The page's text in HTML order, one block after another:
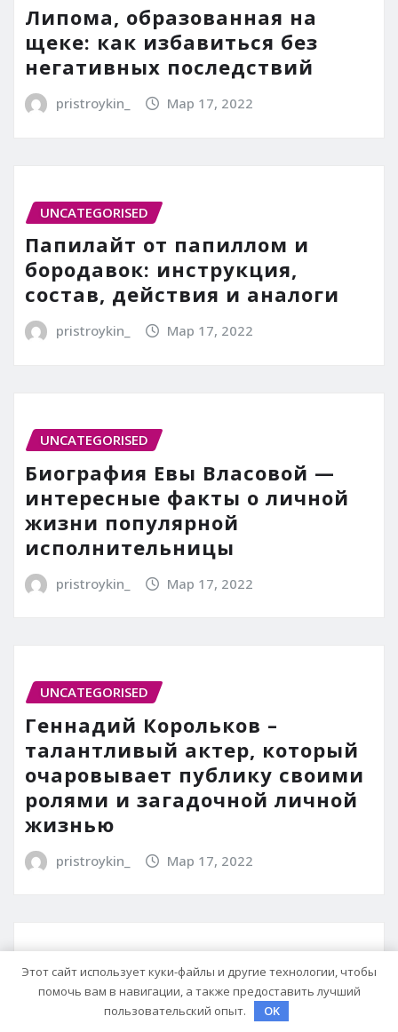
Липома, образованная на
щеке: как избавиться без
негативных последствий
pristroykin_ Мар 17, 2022
UNCATEGORISED
Папилайт от папиллом и
бородавок: инструкция,
состав, действия и аналоги
pristroykin_ Мар 17, 2022
UNCATEGORISED
Биография Евы Власовой —
интересные факты о личной
жизни популярной
исполнительницы
pristroykin_ Мар 17, 2022
UNCATEGORISED
Геннадий Корольков –
талантливый актер, который
очаровывает публику своими
ролями и загадочной личной
жизнью
pristroykin_ Мар 17, 2022
UNCATEGORISED
Фурункул на глазу:
эффективные методы
Этот сайт использует куки-файлы и другие технологии, чтобы
помочь вам в навигации, а также предоставить лучший
пользовательский опыт.
OK